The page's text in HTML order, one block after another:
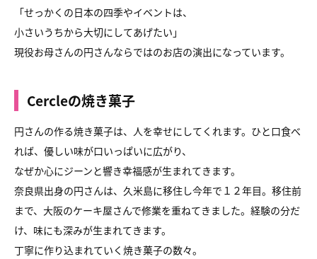
「せっかくの日本の四季やイベントは、
小さいうちから大切にしてあげたい」
現役お母さんの円さんならではのお店の演出になっています。
Cercleの焼き菓子
円さんの作る焼き菓子は、人を幸せにしてくれます。ひと口食べ
れば、優しい味が口いっぱいに広がり、
なぜか心にジーンと響き幸福感が生まれてきます。
奈良県出身の円さんは、久米島に移住し今年で１２年目。移住前
まで、大阪のケーキ屋さんで修業を重ねてきました。経験の分だ
け、味にも深みが生まれてきます。
丁寧に作り込まれていく焼き菓子の数々。